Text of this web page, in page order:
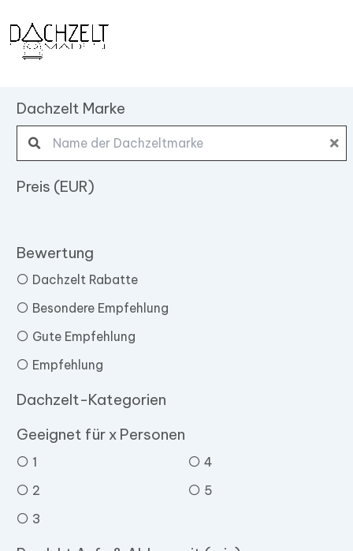
Inhalt
springen
Dachzelt Marke
Search products:
Preis (EUR)
Bewertung
Dachzelt Rabatte
Besondere Empfehlung
Gute Empfehlung
Empfehlung
Dachzelt-Kategorien
Geeignet für x Personen
1
2
3
4
5